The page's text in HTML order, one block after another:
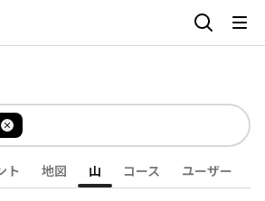
ト 地図 山 コース ユーザー